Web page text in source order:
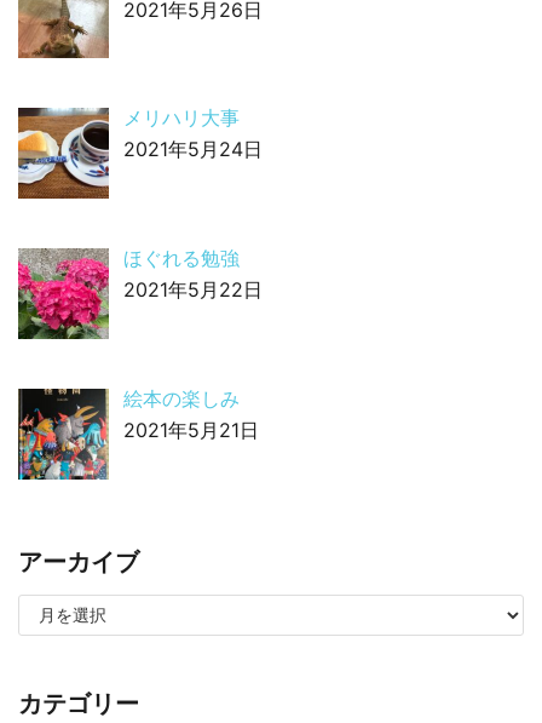
2021年5月26日
メリハリ大事
2021年5月24日
ほぐれる勉強
2021年5月22日
絵本の楽しみ
2021年5月21日
アーカイブ
カテゴリー